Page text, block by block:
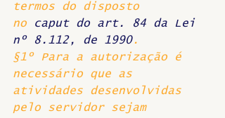
termos do disposto
no
caput do art. 84 da Lei
nº 8.112, de 1990.
§1º Para a autorização é
necessário que as
atividades desenvolvidas
pelo servidor sejam